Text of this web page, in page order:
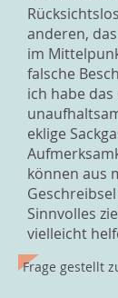
anderen,
im
falsche
ich habe
eklige
können aus
Sinnvolles
vielleicht
Frage gestellt